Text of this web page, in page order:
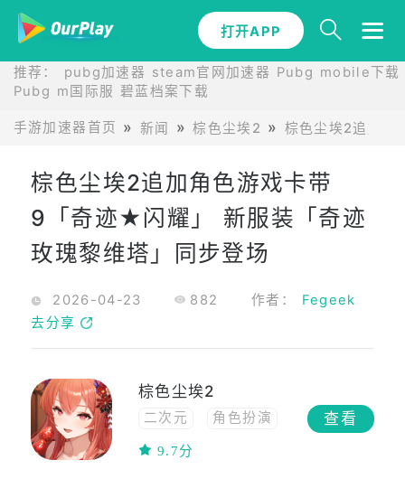
打开APP
推荐： pubg加速器 steam官网加速器 Pubg mobile下载
Pubg m国际服 碧蓝档案下载
手游加速器首页 新闻 棕色尘埃2 棕色尘埃2追加角
棕色尘埃2追加角色游戏卡带
9「奇迹★闪耀」 新服装「奇迹
玫瑰黎维塔」同步登场
2026-04-23 882 作者： Fegeek
去分享
棕色尘埃2
二次元
角色扮演
休闲
9.7分
查看